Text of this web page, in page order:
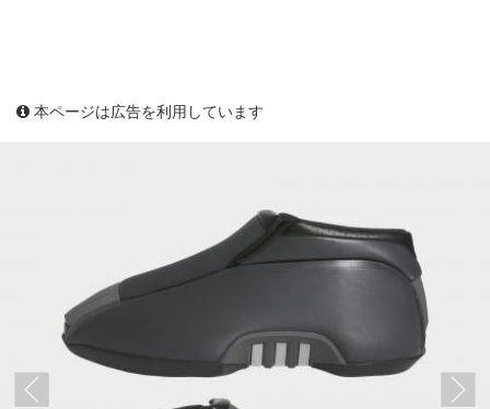
本ページは広告を利用しています